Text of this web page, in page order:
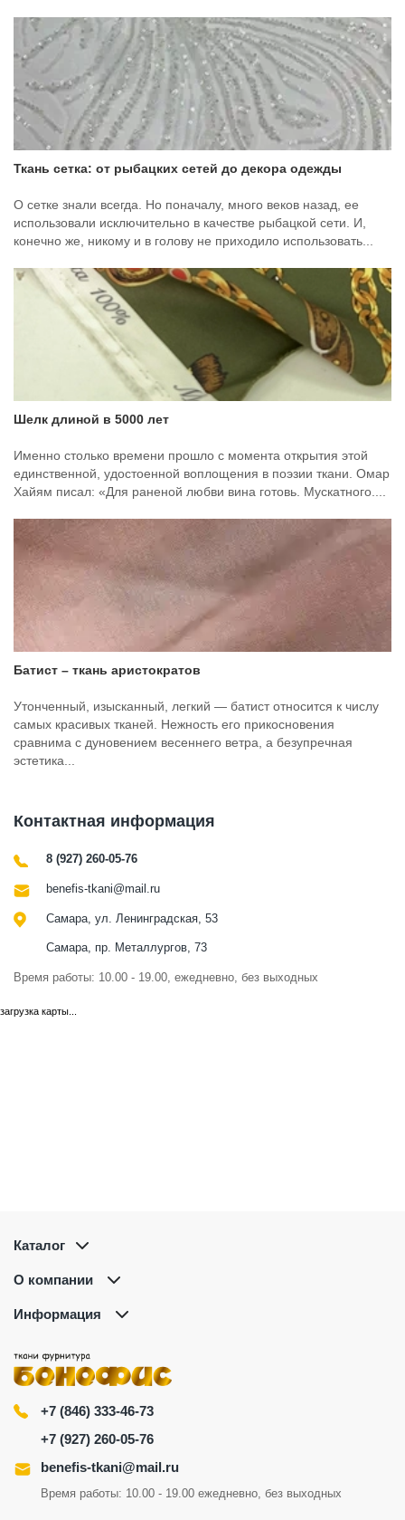
Ткань сетка: от рыбацких сетей до декора одежды
О сетке знали всегда. Но поначалу, много веков назад, ее
использовали исключительно в качестве рыбацкой сети. И,
конечно же, никому и в голову не приходило использовать...
Шелк длиной в 5000 лет
Именно столько времени прошло с момента открытия этой
единственной, удостоенной воплощения в поэзии ткани. Омар
Хайям писал: «Для раненой любви вина готовь. Мускатного....
Батист – ткань аристократов
Утонченный, изысканный, легкий — батист относится к числу
самых красивых тканей. Нежность его прикосновения
сравнима с дуновением весеннего ветра, а безупречная
эстетика...
Контактная информация
8 (927) 260-05-76
benefis-tkani@mail.ru
Самара, ул. Ленинградская, 53
Самара, пр. Металлургов, 73
Время работы: 10.00 - 19.00, ежедневно, без выходных
загрузка карты...
Каталог
О компании
Информация
+7 (846) 333-46-73
+7 (927) 260-05-76
benefis-tkani@mail.ru
Время работы: 10.00 - 19.00 ежедневно, без выходных